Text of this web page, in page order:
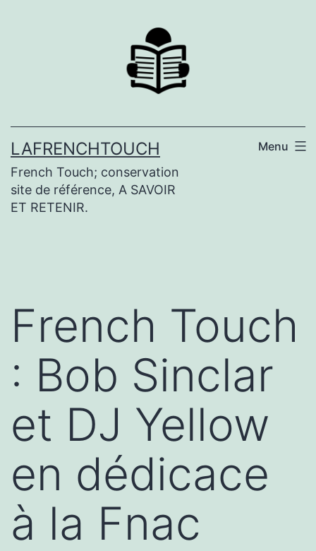
LAFRENCHTOUCH
French Touch; conservation
site de référence, A SAVOIR
ET RETENIR.
Menu
French Touch
: Bob Sinclar
et DJ Yellow
en dédicace
à la Fnac